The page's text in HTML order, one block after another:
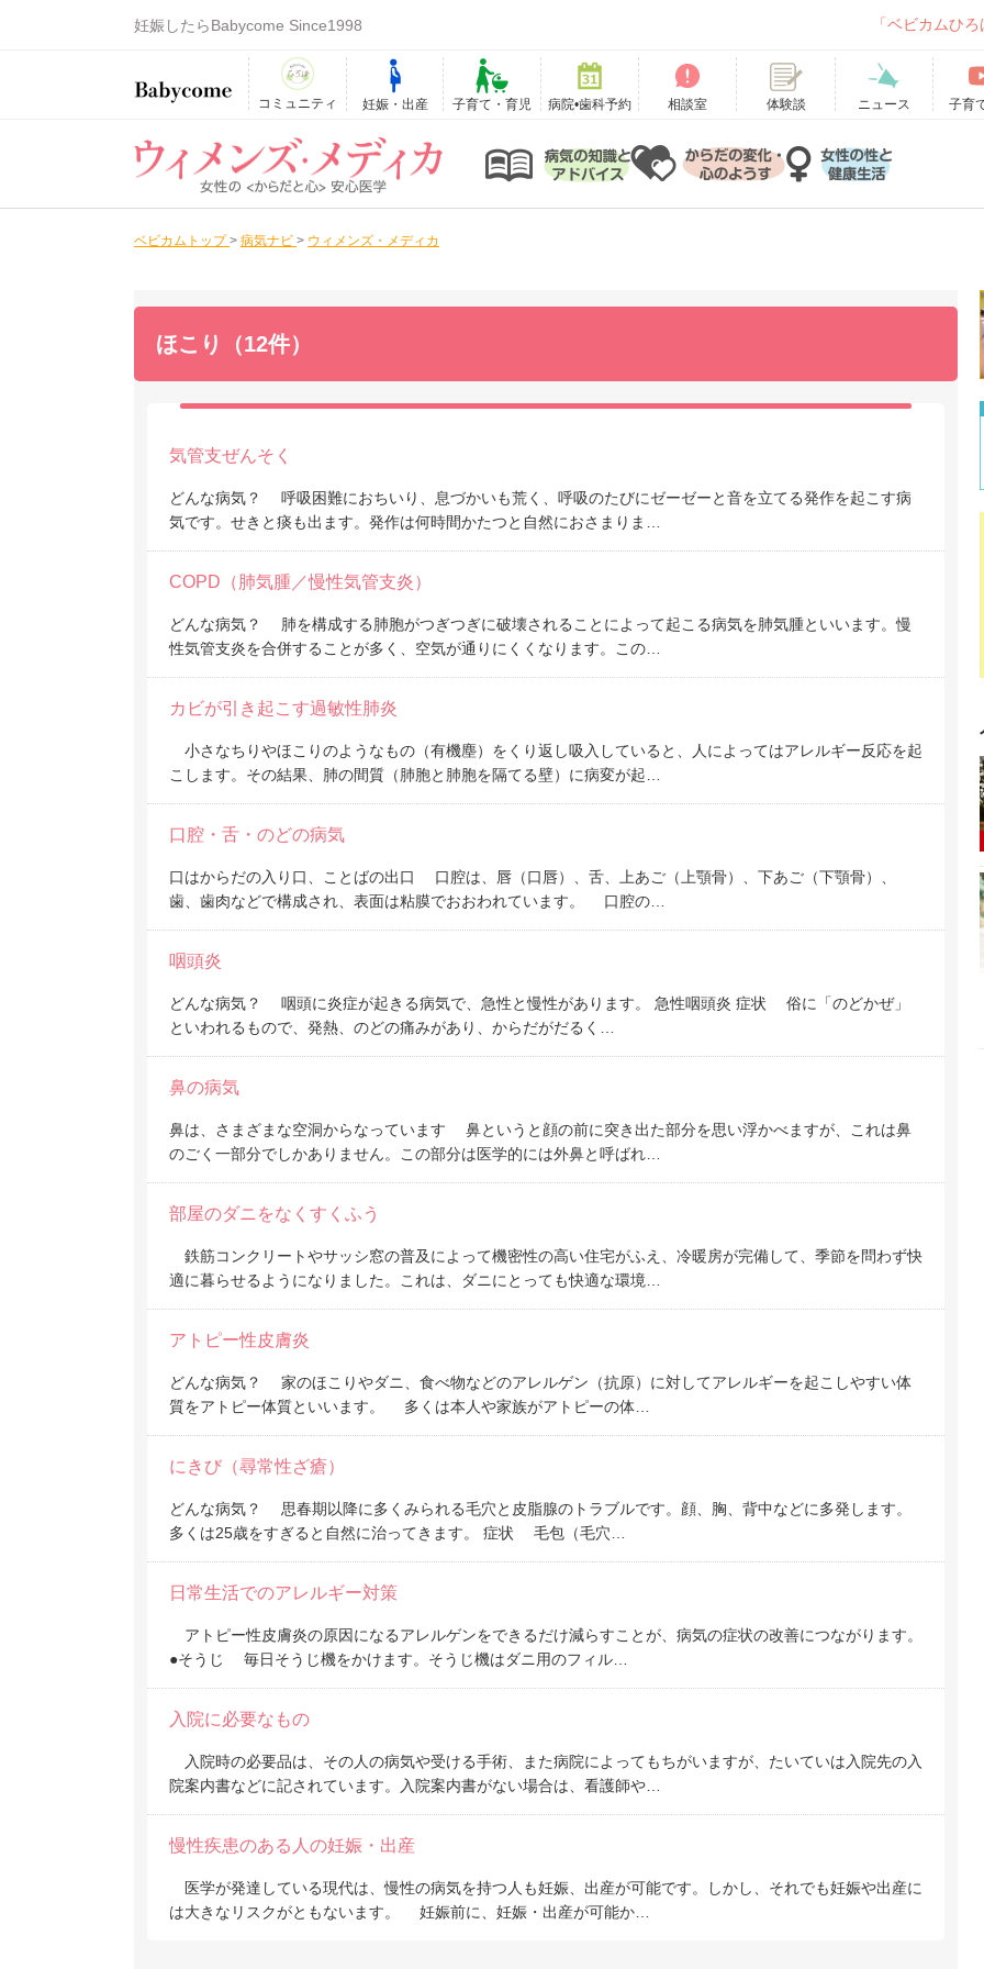
妊娠したらBabycome Since1998 「ベビカムひ
コミュニティ 妊娠・出産 子育て・育児 病院•歯科予約 相談室 体験談 ニュース 子育
ベビカムトップ > 病気ナビ > ウィメンズ・メディカ
ほこり（12件）
気管支ぜんそく
どんな病気？ 呼吸困難におちいり、息づかいも荒く、呼吸のたびにゼーゼーと音を立てる発作を起こす病
気です。せきと痰も出ます。発作は何時間かたつと自然におさまりま…
COPD（肺気腫／慢性気管支炎）
どんな病気？ 肺を構成する肺胞がつぎつぎに破壊されることによって起こる病気を肺気腫といいます。慢
性気管支炎を合併することが多く、空気が通りにくくなります。この…
カビが引き起こす過敏性肺炎
小さなちりやほこりのようなもの（有機塵）をくり返し吸入していると、人によってはアレルギー反応を起
こします。その結果、肺の間質（肺胞と肺胞を隔てる壁）に病変が起…
口腔・舌・のどの病気
口はからだの入り口、ことばの出口 口腔は、唇（口唇）、舌、上あご（上顎骨）、下あご（下顎骨）、
歯、歯肉などで構成され、表面は粘膜でおおわれています。 口腔の…
咽頭炎
どんな病気？ 咽頭に炎症が起きる病気で、急性と慢性があります。 急性咽頭炎 症状 俗に「のどかぜ」
といわれるもので、発熱、のどの痛みがあり、からだがだるく…
鼻の病気
鼻は、さまざまな空洞からなっています 鼻というと顔の前に突き出た部分を思い浮かべますが、これは鼻
のごく一部分でしかありません。この部分は医学的には外鼻と呼ばれ…
部屋のダニをなくすくふう
鉄筋コンクリートやサッシ窓の普及によって機密性の高い住宅がふえ、冷暖房が完備して、季節を問わず快
適に暮らせるようになりました。これは、ダニにとっても快適な環境…
アトピー性皮膚炎
どんな病気？ 家のほこりやダニ、食べ物などのアレルゲン（抗原）に対してアレルギーを起こしやすい体
質をアトピー体質といいます。 多くは本人や家族がアトピーの体…
にきび（尋常性ざ瘡）
どんな病気？ 思春期以降に多くみられる毛穴と皮脂腺のトラブルです。顔、胸、背中などに多発します。
多くは25歳をすぎると自然に治ってきます。 症状 毛包（毛穴…
日常生活でのアレルギー対策
アトピー性皮膚炎の原因になるアレルゲンをできるだけ減らすことが、病気の症状の改善につながります。
●そうじ 毎日そうじ機をかけます。そうじ機はダニ用のフィル…
入院に必要なもの
入院時の必要品は、その人の病気や受ける手術、また病院によってもちがいますが、たいていは入院先の入
院案内書などに記されています。入院案内書がない場合は、看護師や…
慢性疾患のある人の妊娠・出産
医学が発達している現代は、慢性の病気を持つ人も妊娠、出産が可能です。しかし、それでも妊娠や出産に
は大きなリスクがともないます。 妊娠前に、妊娠・出産が可能か…